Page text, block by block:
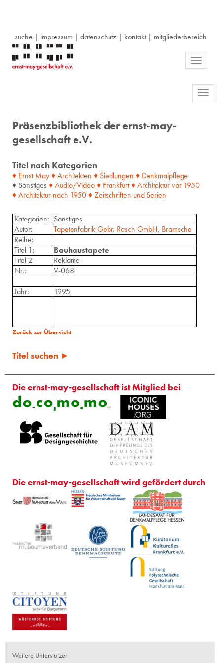
suche | impressum | datenschutz| kontakt| mitgliederbereich
Toggle
Präsenzbibliothek der ernst-may-
gesellschaft e.V.
Titel nach Kategorien
♦ Ernst May♦ Architekten ♦ Siedlungen ♦ Denkmalpflege
♦ Sonstiges ♦ Audio/Video♦ Frankfurt♦ Architekturvor 1950
♦ Architektur nach 1950♦ Zeitschriften und Serien
Kategorien: Sonstiges
Autor:
Tapetenfabrik Gebr. Rasch GmbH, Bramsche
Reihe:
Titel 1:
Bauhaustapete
Titel 2
Reklame
Nr.:
V-068
Jahr:
1995
Zurück zur Übersicht
Titel suchen ►
Die ernst-may-gesellschaft ist Mitglied bei
Die ernst-may-gesellschaft wird gefördert durch
Weitere Unterstützer